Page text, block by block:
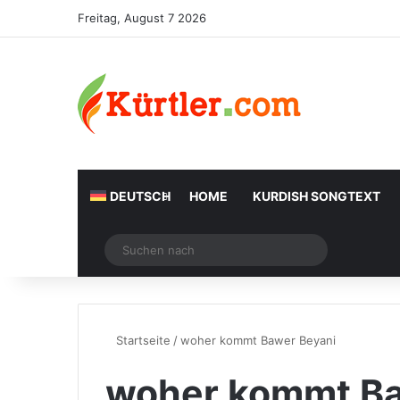
Freitag, August 7 2026
DEUTSCH HOME KURDISH SONGTEXT
Zufälliger Artikel
nach
Startseite /woher kommt Bawer Beyani